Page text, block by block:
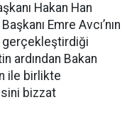
Hakan Han
Emre Avcı’nın
gerçekleştirdiği
ardından Bakan
ile birlikte
bizzat